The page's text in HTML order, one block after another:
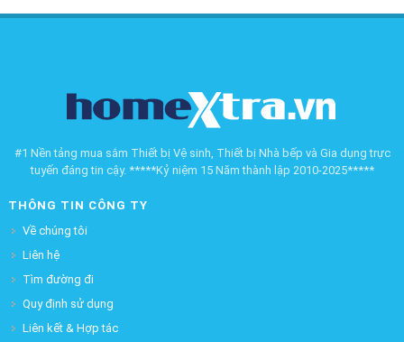
#1 Nền tảng mua sắm Thiết bị Vệ sinh, Thiết bị Nhà bếp và Gia dụng trực
tuyến đáng tin cậy. *****Kỷ niệm 15 Năm thành lập 2010-2025*****
THÔNG TIN CÔNG TY
Về chúng tôi
Liên hệ
Tìm đường đi
Quy định sử dụng
Liên kết & Hợp tác